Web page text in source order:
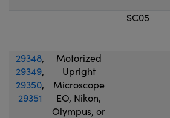
SC05
29348,
29349,
29350,
29351
Motorized
Upright
Microscope
EO, Nikon,
Olympus, or